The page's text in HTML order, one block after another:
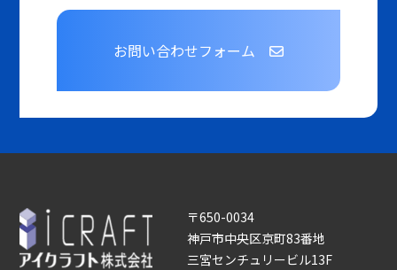
お問い合わせフォーム
〒650-0034
神戸市中央区京町83番地
三宮センチュリービル13F